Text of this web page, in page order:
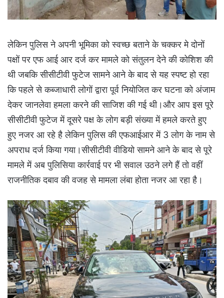
लेकिन पुलिस ने अपनी भूमिका को स्वच्छ बताने के चक्कर मे दोनों
पक्षों पर एफ आई आर दर्ज कर मामले को संतुलन देने की कोशिश की
थी जबकि सीसीटीवी फुटेज सामने आने के बाद से यह स्पष्ट हो रहा
कि पहले से कब्जाधारी लोगों द्वारा पूर्व नियोजित कर घटना को अंजाम
देकर जानलेवा हमला करने की साजिश की गई थी।और आप इस पूरे
सीसीटीवी फुटेज में दूसरे पक्ष के लोग बड़ी संख्या में हमले करते हुए
हुए नजर आ रहे है लेकिन पुलिस की एफआईआर में 3 लोग के नाम से
अपराध दर्ज किया गया।सीसीटीवी वीडियो सामने आने के बाद से पूरे
मामले में अब पुलिसिया कार्रवाई पर भी सवाल उठने लगे हैं तो वहीं
राजनीतिक दबाव की वजह से मामला लंबा होता नजर आ रहा है।